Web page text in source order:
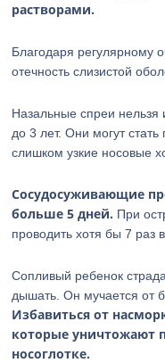
растворами.
Благодаря регулярному
отечность слизистой
Назальные спреи
до 3 лет. Они могут
слишком узкие носовые
Сосудосуживающие
больше 5 дней. При
проводить хотя бы 7 раз в
Сопливый ребенок
дышать. Он мучается от
Избавиться от
которые уничтожают
носоглотке.